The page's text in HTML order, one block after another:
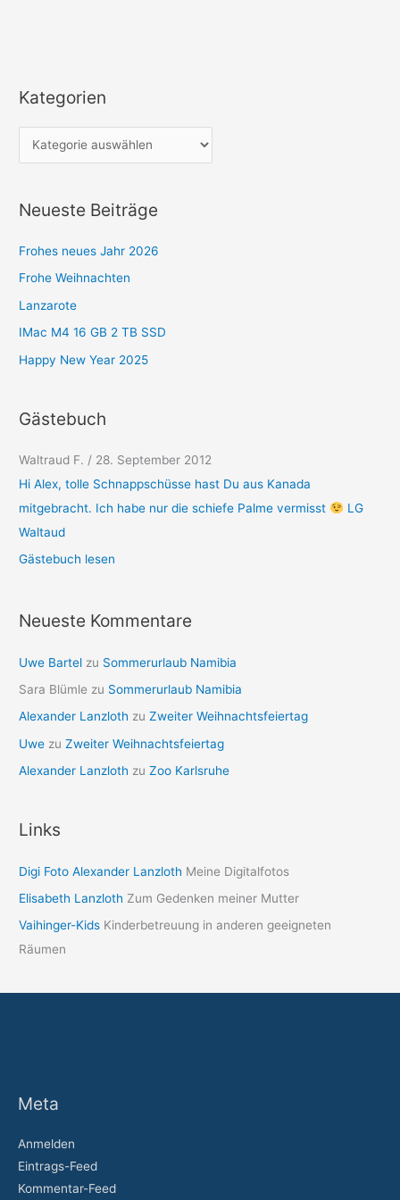
Kategorien
K
e
o
n
Neueste Beiträge
Frohes neues Jahr 2026
Frohe Weihnachten
Lanzarote
IMac M4 16 GB 2 TB SSD
Happy New Year 2025
Gästebuch
Waltraud F. / 28. September 2012
Hi Alex, tolle Schnappschüsse hast Du aus Kanada
mitgebracht. Ich habe nur die schiefe Palme vermisst
LG
Waltaud
Gästebuch lesen
Neueste Kommentare
Uwe Bartel zu Sommerurlaub Namibia
Sara Blümle zu Sommerurlaub Namibia
Alexander Lanzloth zuZweiter Weihnachtsfeiertag
Uwe zuZweiter Weihnachtsfeiertag
Alexander Lanzloth zuZoo Karlsruhe
Links
Digi Foto Alexander Lanzloth Meine Digitalfotos
Elisabeth Lanzloth Zum Gedenken meiner Mutter
Vaihinger-Kids Kinderbetreuung in anderen geeigneten
Räumen
Meta
Anmelden
Eintrags-Feed
Kommentar-Feed